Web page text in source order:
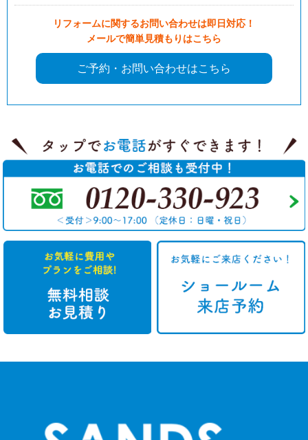
リフォームに関するお問い合わせは即日対応！
メールで簡単見積もりはこちら
ご予約・お問い合わせはこちら